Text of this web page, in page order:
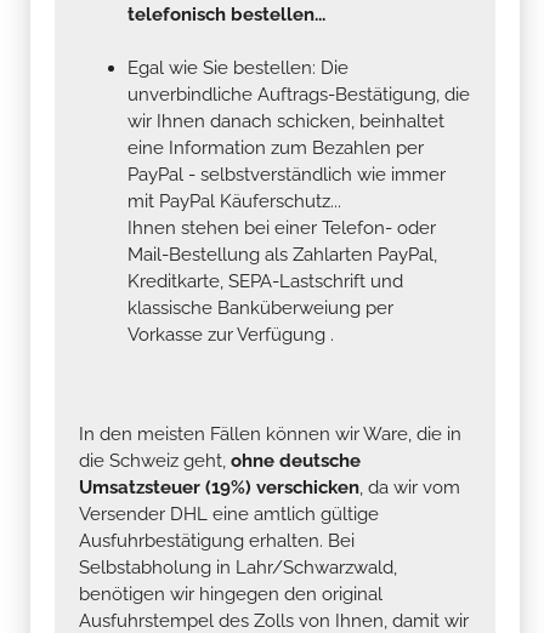
telefonisch bestellen...
Egal wie Sie bestellen: Die
unverbindliche Auftrags-Bestätigung, die
wir Ihnen danach schicken, beinhaltet
eine Information zum Bezahlen per
PayPal - selbstverständlich wie immer
mit PayPal Käuferschutz...
Ihnen stehen bei einer Telefon- oder
Mail-Bestellung als Zahlarten PayPal,
Kreditkarte, SEPA-Lastschrift und
klassische Banküberweiung per
Vorkasse zur Verfügung .
In den meisten Fällen können wir Ware, die in
die Schweiz geht, ohne deutsche
Umsatzsteuer (19%) verschicken, da wir vom
Versender DHL eine amtlich gültige
Ausfuhrbestätigung erhalten. Bei
Selbstabholung in Lahr/Schwarzwald,
benötigen wir hingegen den original
Ausfuhrstempel des Zolls von Ihnen, damit wir